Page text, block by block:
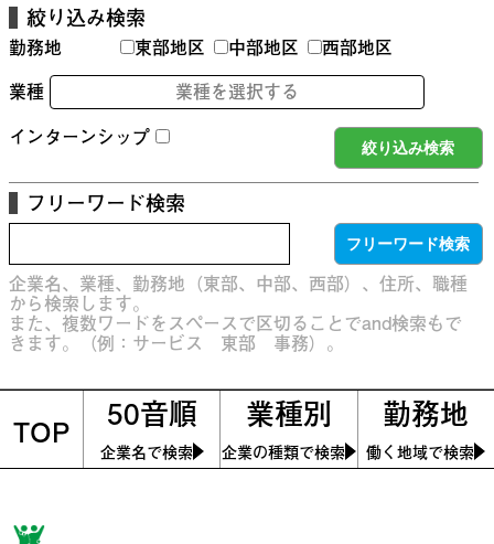
絞り込み検索
勤務地 東部地区 中部地区
西部地区
業種
業種を選択する
インターンシップ
フリーワード検索
企業名、業種、勤務地（東部、中部、西部）、住所、職種
から検索します。
また、複数ワードをスペースで区切ることでand検索もで
きます。（例：サービス 東部 事務）。
TOP 50音順
企業名で検索
業種別
企業の種類で検索
勤務地
働く地域で検索